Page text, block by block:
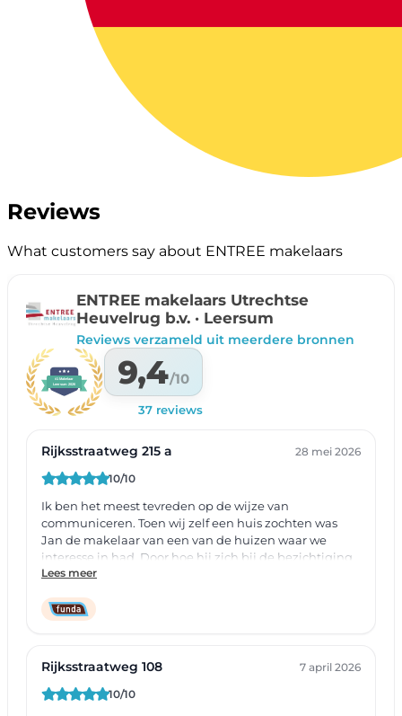
Reviews
What customers say about ENTREE makelaars